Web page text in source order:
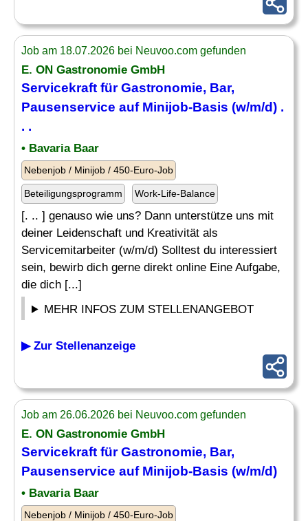
Job am 18.07.2026 bei Neuvoo.com gefunden
E. ON Gastronomie GmbH
Servicekraft für Gastronomie, Bar,
Pausenservice auf Minijob-Basis (w/m/d) .
. .
• Bavaria Baar
Nebenjob / Minijob / 450-Euro-Job
Beteiligungsprogramm Work-Life-Balance
[. .. ] genauso wie uns? Dann unterstütze uns mit
deiner Leidenschaft und Kreativität als
Servicemitarbeiter (w/m/d) Solltest du interessiert
sein, bewirb dich gerne direkt online Eine Aufgabe,
die dich [...]
MEHR INFOS ZUM STELLENANGEBOT
▶ Zur Stellenanzeige
Job am 26.06.2026 bei Neuvoo.com gefunden
E. ON Gastronomie GmbH
Servicekraft für Gastronomie, Bar,
Pausenservice auf Minijob-Basis (w/m/d)
• Bavaria Baar
Nebenjob / Minijob / 450-Euro-Job